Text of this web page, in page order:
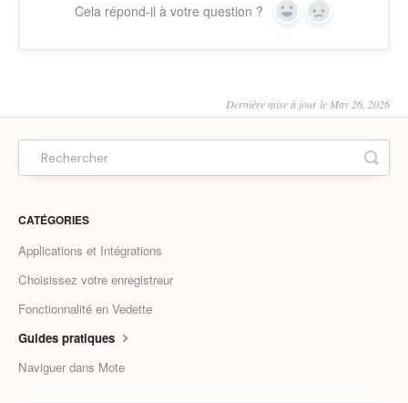
Cela répond-il à votre question ? Yes No
Dernière mise à jour le May 26, 2026
CATÉGORIES
Applications et Intégrations
Choisissez votre enregistreur
Fonctionnalité en Vedette
Guides pratiques
Naviguer dans Mote